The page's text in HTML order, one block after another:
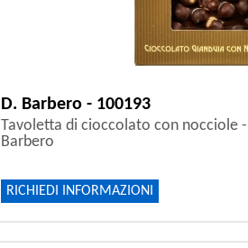
D. Barbero - 100193
Tavoletta di cioccolato con nocciole
Barbero
RICHIEDI INFORMAZIONI